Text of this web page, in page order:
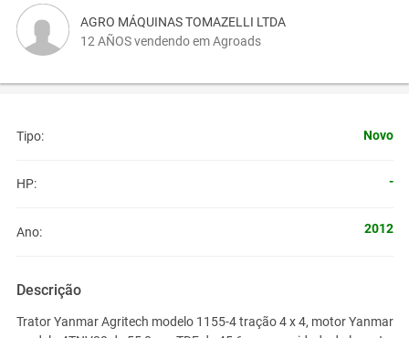
AGRO MÁQUINAS TOMAZELLI LTDA
12 AÑOS vendendo em Agroads
Tipo: Novo
HP: -
Ano: 2012
Descrição
Trator Yanmar Agritech modelo 1155-4 tração 4 x 4, motor Yanmar